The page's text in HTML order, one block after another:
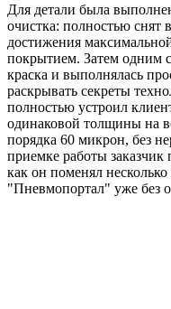
Для детали была
очистка: полностью снят
достижения
покрытием. Затем одним
краска и выполнялась
раскрывать секреты
полностью устроил
одинаковой толщины на
порядка 60 микрон, без
приемке работы заказчик
как он поменял
"Пневмопортал" уже без